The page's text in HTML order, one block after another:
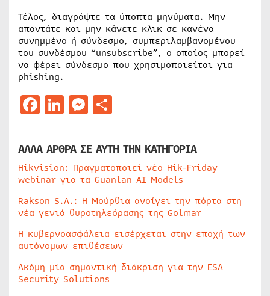
Τέλος, διαγράψτε τα ύποπτα μηνύματα. Μην
απαντάτε και μην κάνετε κλικ σε κανένα
συνημμένο ή σύνδεσμο, συμπεριλαμβανομένου
του συνδέσμου “unsubscribe”, ο οποίος μπορεί
να φέρει σύνδεσμο που χρησιμοποιείται για
phishing.
Facebook
LinkedIn
Messenger
ΑΛΛΑ ΑΡΘΡΑ ΣΕ ΑΥΤΗ ΤΗΝ ΚΑΤΗΓΟΡΙΑ
Hikvision: Πραγματοποιεί νέο Hik-Friday
webinar για τα Guanlan AI Models
Rakson S.A.: Η Μούρθια ανοίγει την πόρτα στη
νέα γενιά θυροτηλεόρασης της Golmar
Η κυβερνοασφάλεια εισέρχεται στην εποχή των
αυτόνομων επιθέσεων
Ακόμη μία σημαντική διάκριση για την ESA
Security Solutions